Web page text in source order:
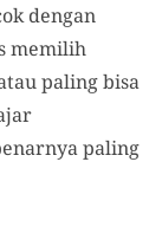
dengan
memilih
paling bisa
paling